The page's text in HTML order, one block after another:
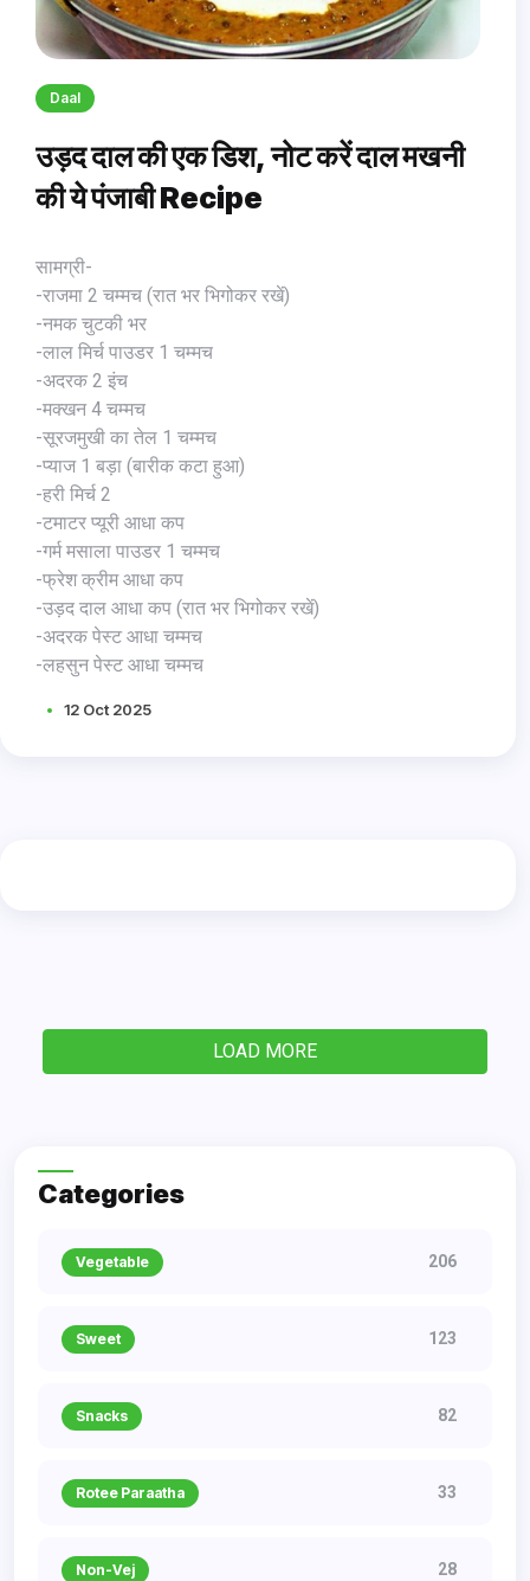
Daal
उड़द दाल की एक डिश, नोट करें दाल मखनी
की ये पंजाबी Recipe
सामग्री-
-राजमा 2 चम्मच (रात भर भिगोकर रखें)
-नमक चुटकी भर
-लाल मिर्च पाउडर 1 चम्मच
-अदरक 2 इंच
-मक्खन 4 चम्मच
-सूरजमुखी का तेल 1 चम्मच
-प्याज 1 बड़ा (बारीक कटा हुआ)
-हरी मिर्च 2
-टमाटर प्यूरी आधा कप
-गर्म मसाला पाउडर 1 चम्मच
-फ्रेश क्रीम आधा कप
-उड़द दाल आधा कप (रात भर भिगोकर रखें)
-अदरक पेस्ट आधा चम्मच
-लहसुन पेस्ट आधा चम्मच
12 Oct 2025
LOAD MORE
Categories
Vegetable 206
Sweet 123
Snacks 82
Rotee Paraatha 33
Non-Vej 28